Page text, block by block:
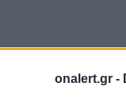
onalert.gr -